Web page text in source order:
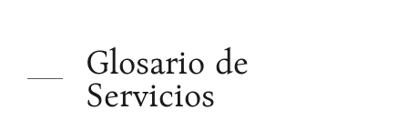
Glosario de
Servicios